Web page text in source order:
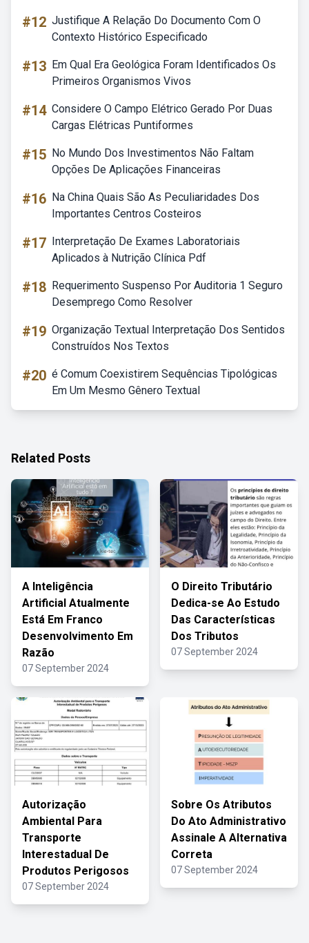
#12 Justifique A Relação Do Documento Com O
Contexto Histórico Especificado
#13 Em Qual Era Geológica Foram Identificados Os
Primeiros Organismos Vivos
#14 Considere O Campo Elétrico Gerado Por Duas
Cargas Elétricas Puntiformes
#15 No Mundo Dos Investimentos Não Faltam
Opções De Aplicações Financeiras
#16 Na China Quais São As Peculiaridades Dos
Importantes Centros Costeiros
#17 Interpretação De Exames Laboratoriais
Aplicados à Nutrição Clínica Pdf
#18 Requerimento Suspenso Por Auditoria 1 Seguro
Desemprego Como Resolver
#19 Organização Textual Interpretação Dos Sentidos
Construídos Nos Textos
#20 é Comum Coexistirem Sequências Tipológicas
Em Um Mesmo Gênero Textual
Related Posts
A Inteligência
Artificial Atualmente
Está Em Franco
Desenvolvimento Em
Razão
07 September 2024
O Direito Tributário
Dedica-se Ao Estudo
Das Características
Dos Tributos
07 September 2024
Autorização
Ambiental Para
Transporte
Interestadual De
Produtos Perigosos
07 September 2024
Sobre Os Atributos
Do Ato Administrativo
Assinale A Alternativa
Correta
07 September 2024